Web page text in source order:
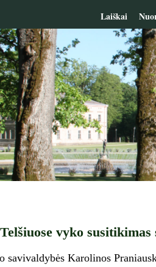
Laiškai
vyko
savivaldybės Karolinos